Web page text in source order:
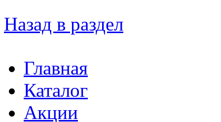
Назад в раздел
Главная
Каталог
Акции